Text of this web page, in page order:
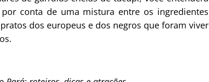
conta de uma mistura entre os ingredientes
dos europeus e dos negros que foram viver